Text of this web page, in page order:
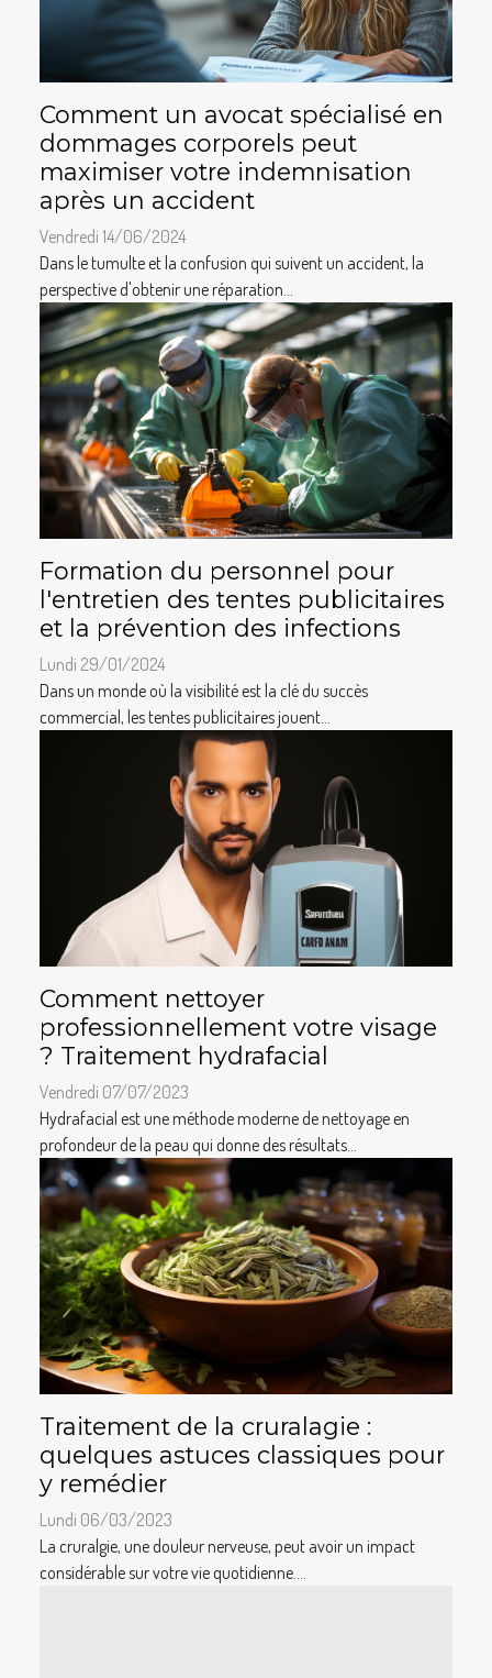
Comment un avocat spécialisé en
dommages corporels peut
maximiser votre indemnisation
après un accident
Vendredi 14/06/2024
Dans le tumulte et la confusion qui suivent un accident, la
perspective d'obtenir une réparation...
Formation du personnel pour
l'entretien des tentes publicitaires
et la prévention des infections
Lundi 29/01/2024
Dans un monde où la visibilité est la clé du succès
commercial, les tentes publicitaires jouent...
Comment nettoyer
professionnellement votre visage
? Traitement hydrafacial
Vendredi 07/07/2023
Hydrafacial est une méthode moderne de nettoyage en
profondeur de la peau qui donne des résultats...
Traitement de la cruralagie :
quelques astuces classiques pour
y remédier
Lundi 06/03/2023
La cruralgie, une douleur nerveuse, peut avoir un impact
considérable sur votre vie quotidienne....